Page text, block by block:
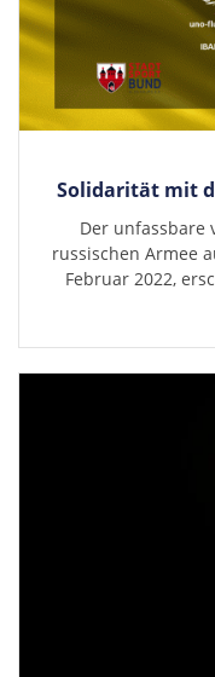
Solidarität mit
Der unfassbare
russischen Armee
Februar 2022,